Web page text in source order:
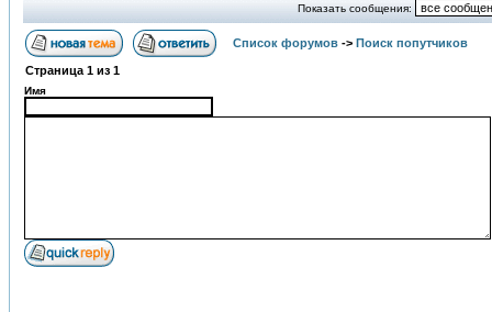
Показать сообщения:
Список форумов -> Поиск попутчиков
Страница 1 из 1
Имя